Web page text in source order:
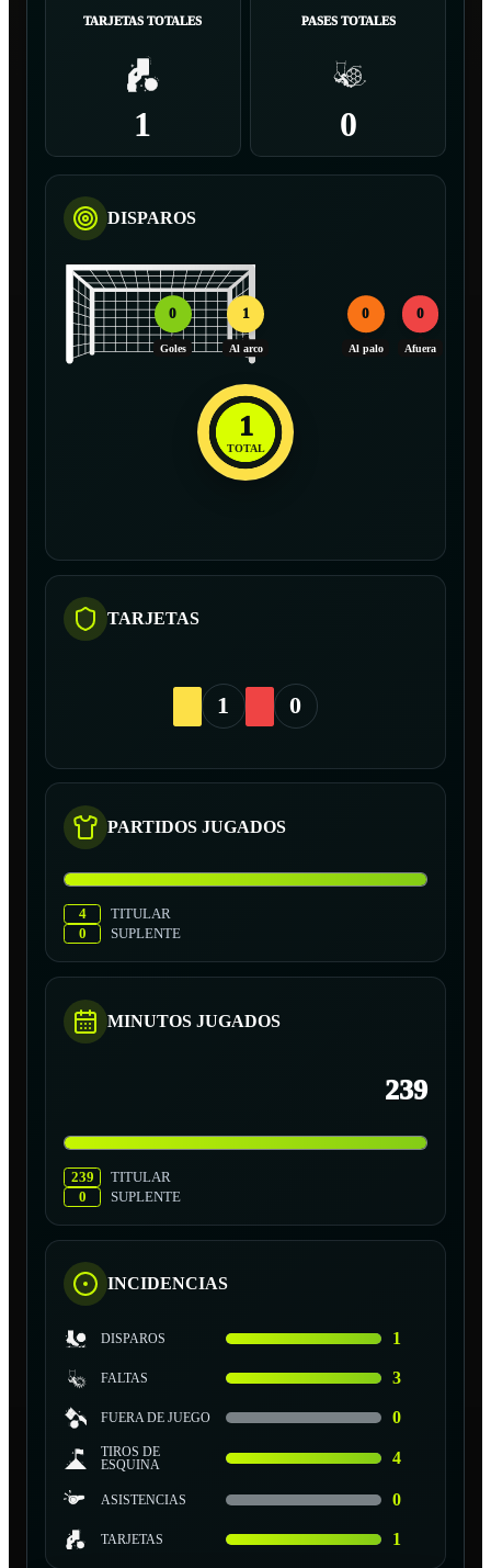
TARJETAS TOTALES
1
PASES TOTALES
0
DISPAROS
0
Goles
1
Al arco
0
Al palo
0
Afuera
1
TOTAL
TARJETAS
1 0
PARTIDOS JUGADOS
4
TITULAR
0
SUPLENTE
MINUTOS JUGADOS
239
239
TITULAR
0
SUPLENTE
INCIDENCIAS
DISPAROS 1
FALTAS 3
FUERA DE JUEGO 0
TIROS DE
ESQUINA
4
ASISTENCIAS 0
TARJETAS 1